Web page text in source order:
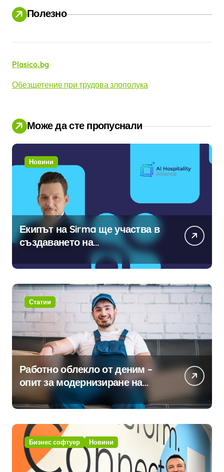
Полезно
Plasico.bg
Обезщетение при трудова злополука
Може да сте пропуснали
Новини
Екипът на Sirma ще участва в
създаването на
международните стандарти за
навлизане на изкуствен
интелект в хотелиерството
Статии
Работно облекло от деним –
опит за модернизиране на
традицията
Бизнес софтуер Новини